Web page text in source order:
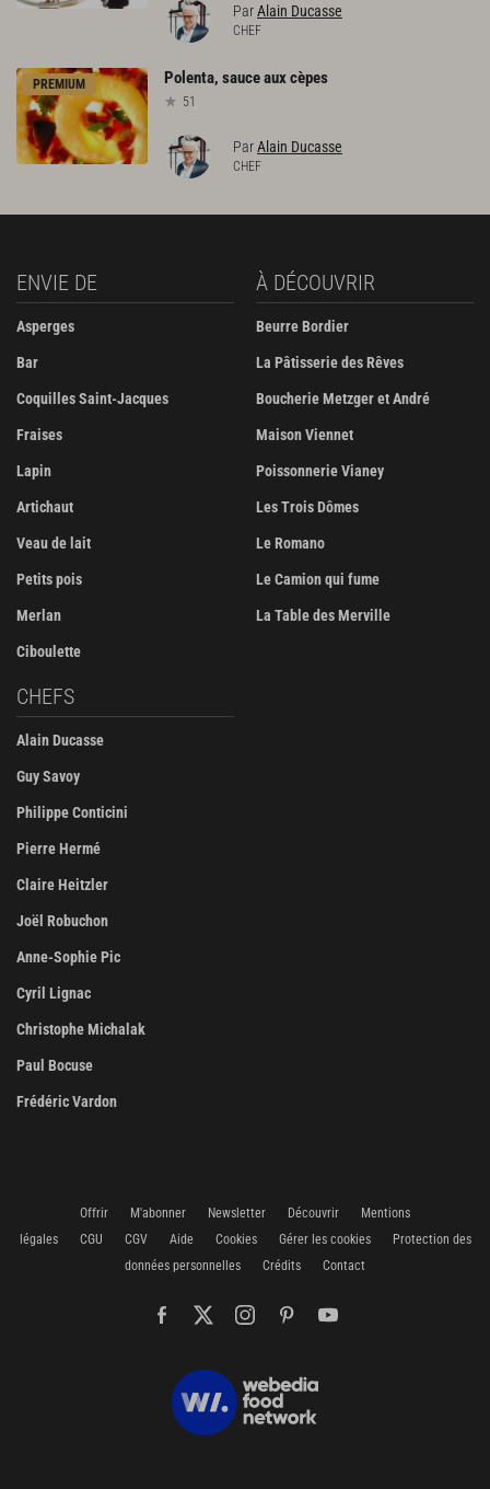
ParAlain Ducasse
CHEF
PREMIUM Polenta, sauceauxcèpes
51
ParAlain Ducasse
CHEF
ENVIE DE
Asperges
Bar
Coquilles Saint-Jacques
Fraises
Lapin
Artichaut
Veau de lait
Petits pois
Merlan
Ciboulette
À DÉCOUVRIR
Beurre Bordier
La Pâtisserie des Rêves
Boucherie Metzger et André
Maison Viennet
Poissonnerie Vianey
Les Trois Dômes
Le Romano
Le Camion qui fume
La Table des Merville
CHEFS
Alain Ducasse
Guy Savoy
Philippe Conticini
Pierre Hermé
Claire Heitzler
Joël Robuchon
Anne-Sophie Pic
Cyril Lignac
Christophe Michalak
Paul Bocuse
Frédéric Vardon
Offrir M'abonner Newsletter Découvrir
Mentions
légales
CGU CGV Aide Cookies Gérer les cookies
Protection des
données personnelles
Crédits Contact